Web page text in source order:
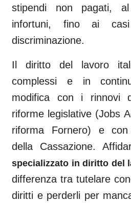
stipendi non pagati,
infortuni, fino ai
discriminazione.
Il diritto del lavoro
complessi e in
modifica con i rinnovi
riforme legislative (Jobs
riforma Fornero) e con
della Cassazione.
specializzato in diritto del
differenza tra tutelare
diritti e perderli per